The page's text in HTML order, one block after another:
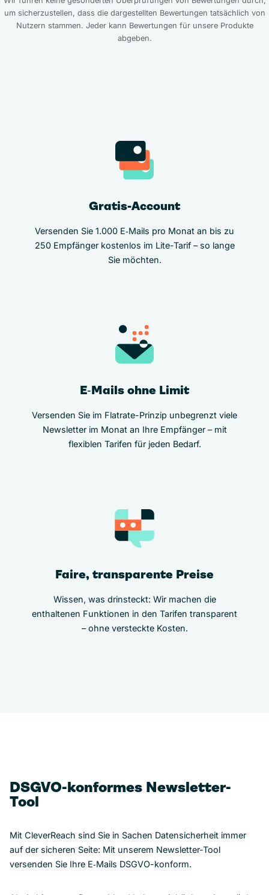
um sicherzustellen, dass die dargestellten Bewertungen tatsächlich von
Nutzern stammen. Jeder kann Bewertungen für unsere Produkte
abgeben.
Gratis-Account
Versenden Sie 1.000 E‑Mails pro Monat an bis zu
250 Empfänger kostenlos im Lite-Tarif – so lange
Sie möchten.
E‑Mails ohne Limit
Versenden Sie im Flatrate-Prinzip unbegrenzt viele
Newsletter im Monat an Ihre Empfänger – mit
flexiblen Tarifen für jeden Bedarf.
Faire, transparente Preise
Wissen, was drinsteckt: Wir machen die
enthaltenen Funktionen in den Tarifen transparent
– ohne versteckte Kosten.
DSGVO-konformes Newsletter-
Tool
Mit CleverReach sind Sie in Sachen Datensicherheit immer
auf der sicheren Seite: Mit unserem Newsletter-Tool
versenden Sie Ihre E‑Mails DSGVO-konform.